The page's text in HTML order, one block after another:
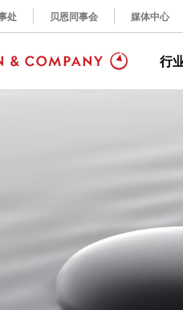
处 贝恩同事会 媒体中心
行